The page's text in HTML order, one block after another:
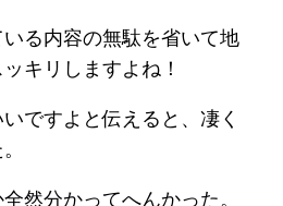
る内容の無駄を省いて地
キリしますよね！
ですよと伝えると、凄く
然分かってへんかった。